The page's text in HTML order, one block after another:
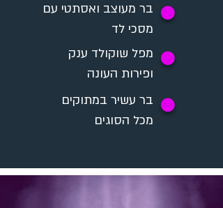
בר מעוצב ואסתטי עם
מסכי לד
✪
מפל שוקולד ענק
ופירות העונה
✪
בר עשיר במתוקים
מכל הסוגים
✪